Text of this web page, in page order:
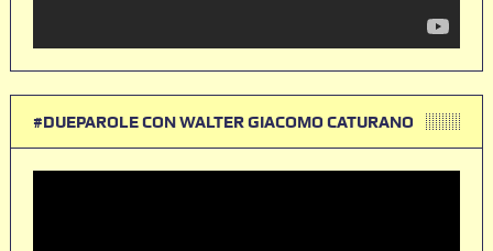
#DUEPAROLE CON WALTER GIACOMO CATURANO